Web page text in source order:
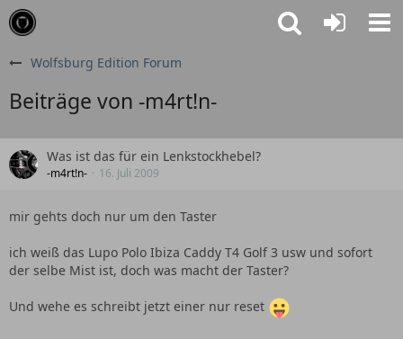
Wolfsburg Edition Forum
Beiträge von -m4rt!n-
Was ist das für ein Lenkstockhebel?
-m4rt!n- 16. Juli 2009
mir gehts doch nur um den Taster
ich weiß das Lupo Polo Ibiza Caddy T4 Golf 3 usw und sofort
der selbe Mist ist, doch was macht der Taster?
Und wehe es schreibt jetzt einer nur reset